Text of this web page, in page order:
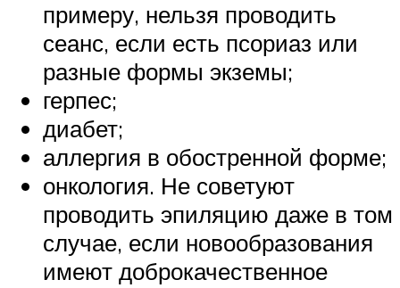
примеру, нельзя проводить
сеанс, если есть псориаз или
разные формы экземы;
герпес;
диабет;
аллергия в обостренной форме;
онкология. Не советуют
проводить эпиляцию даже в том
случае, если новообразования
имеют доброкачественное